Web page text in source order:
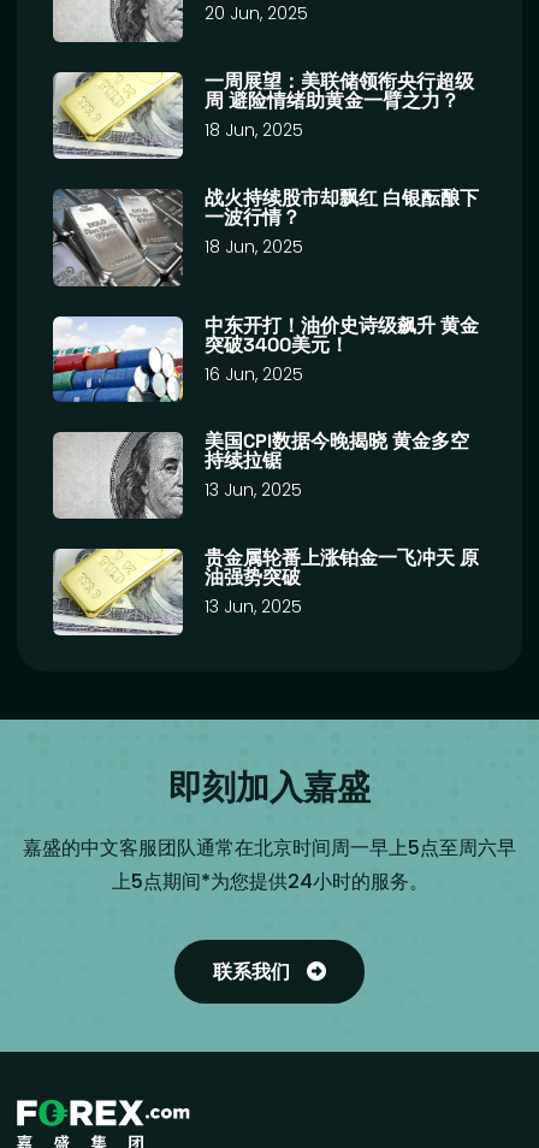
20 Jun, 2025
一周展望：美联储领衔央行超级
周 避险情绪助黄金一臂之力？
18 Jun, 2025
战火持续股市却飘红 白银酝酿下
一波行情？
18 Jun, 2025
中东开打！油价史诗级飙升 黄金
突破3400美元！
16 Jun, 2025
美国CPI数据今晚揭晓 黄金多空
持续拉锯
13 Jun, 2025
贵金属轮番上涨铂金一飞冲天 原
油强势突破
13 Jun, 2025
即刻加入嘉盛
嘉盛的中文客服团队通常在北京时间周一早上5点至周六早
上5点期间*为您提供24小时的服务。
联系我们